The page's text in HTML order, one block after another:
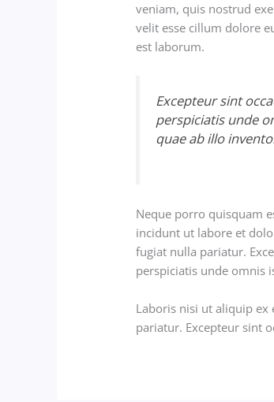
veniam, quis nostrud
velit esse cillum dolore
est laborum.
Excepteur sint
perspiciatis unde
quae ab illo
Neque porro quisquam
incidunt ut labore et
fugiat nulla pariatur.
perspiciatis unde omnis
Laboris nisi ut aliquip
pariatur. Excepteur sint